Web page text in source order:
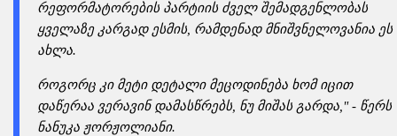
რეფორმატორების პარტიის ძველ შემადგენლობას
ყველაზე კარგად ესმის, რამდენად მნიშვნელოვანია ეს
ახლა.
როგორც კი მეტი დეტალი მეცოდინება ხომ იცით
დაწერაა ვერავინ დამასწრებს, ნუ მიშას გარდა," - წერს
ნანუკა ჟორჟოლიანი.